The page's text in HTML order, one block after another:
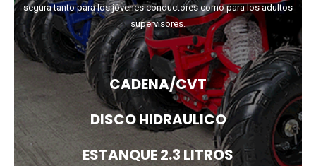
segura tanto para los jóvenes conductores como para los adultos
supervisores.
CADENA/CVT
DISCO HIDRAULICO
ESTANQUE 2.3 LITROS